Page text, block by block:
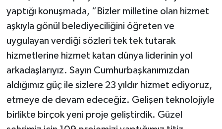
yaptığı konuşmada, “Bizler milletine olan hizmet
aşkıyla gönül belediyeciliğini öğreten ve
uygulayan verdiği sözleri tek tek tutarak
hizmetlerine hizmet katan dünya liderinin yol
arkadaşlarıyız. Sayın Cumhurbaşkanımızdan
aldığımız güç ile sizlere 23 yıldır hizmet ediyoruz,
etmeye de devam edeceğiz. Gelişen teknolojiyle
birlikte birçok yeni proje geliştirdik. Güzel